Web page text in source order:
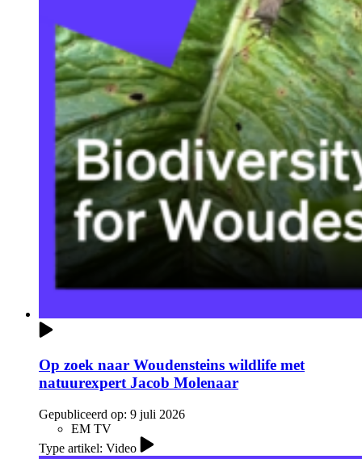
Op zoek naar Woudensteins wildlife met
natuurexpert Jacob Molenaar
Gepubliceerd op: 9 juli 2026
EM TV
Type artikel: Video